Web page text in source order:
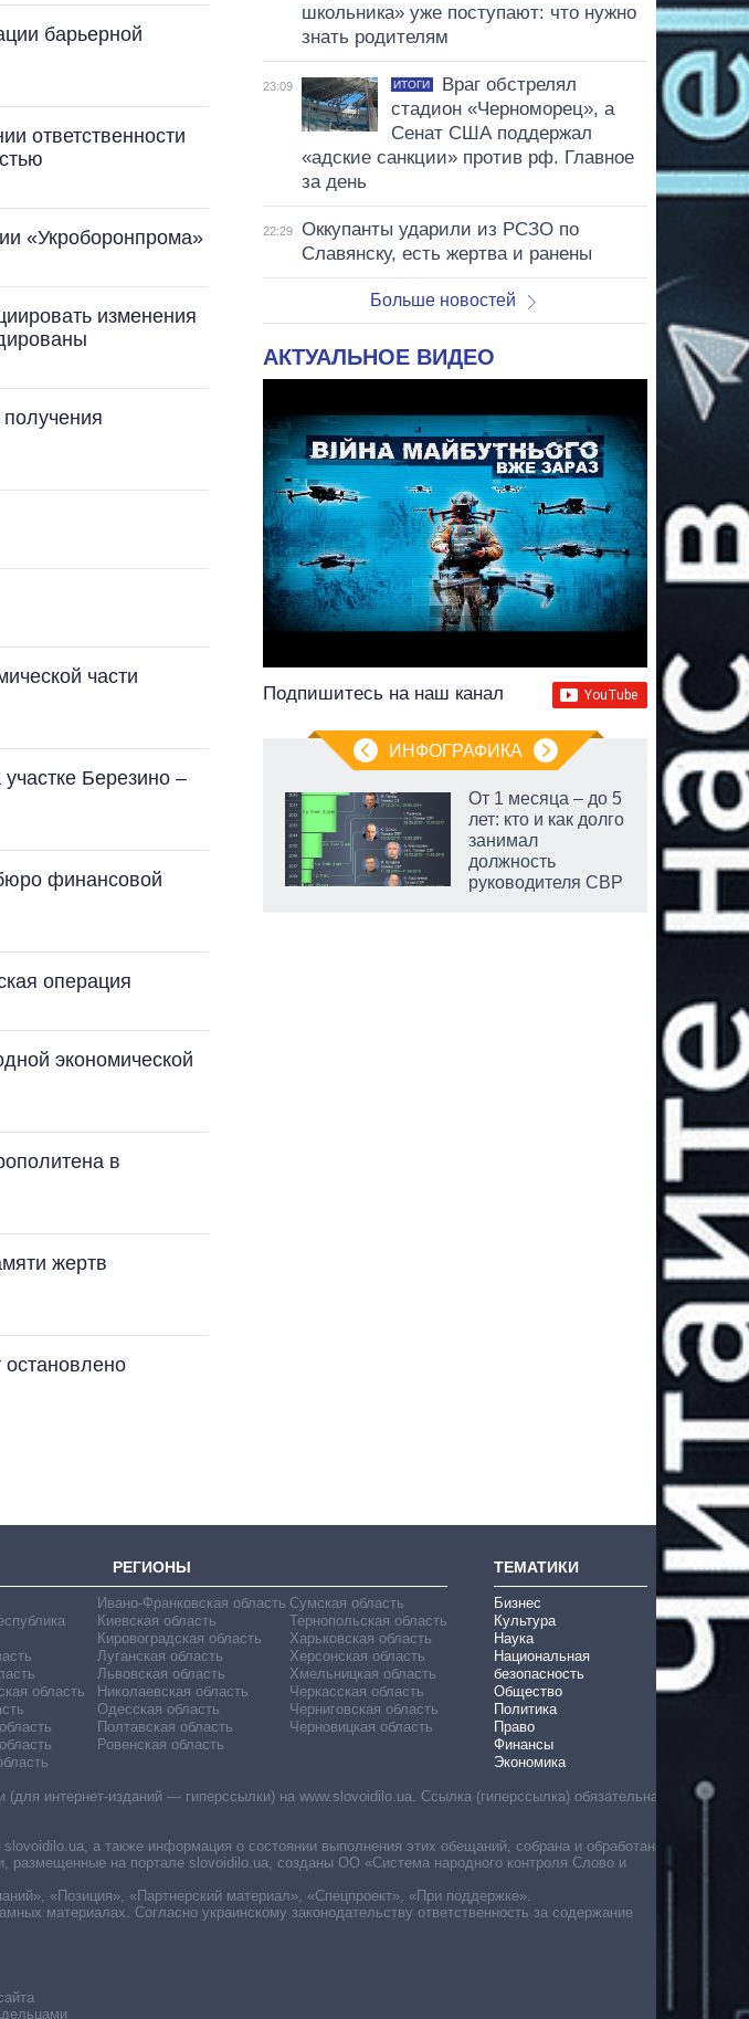
барьерной
ответственности
«Укроборонпрома»
изменения
части
Березино –
финансовой
операция
экономической
в
жертв
остановлено
школьника» уже поступают: что нужно
знать родителям
23:09 ИТОГИ
Враг обстрелял
стадион «Черноморец», а
Сенат США поддержал
«адские санкции» против рф. Главное
за день
22:29
Оккупанты ударили из РСЗО по
Славянску, есть жертва и ранены
Больше новостей
АКТУАЛЬНОЕ ВИДЕО
Подпишитесь на наш канал
ИНФОГРАФИКА
бакалавриат,
От 1 месяца – до 5
лет: кто и как долго
занимал
должность
руководителя СВР
РЕГИОНЫ
область
Ивано-Франковская область
Киевская область
Кировоградская область
Луганская область
Львовская область
Николаевская область
Одесская область
Полтавская область
Ровенская область
Сумская область
Тернопольская область
Харьковская область
Херсонская область
Хмельницкая область
Черкасская область
Черниговская область
Черновицкая область
ТЕМАТИКИ
Бизнес
Культура
Наука
Национальная
безопасность
Общество
Политика
Право
Финансы
Экономика
интернет-изданий — гиперссылки) на www.slovoidilo.ua. Ссылка (гиперссылка) обязательна
а также информация о состоянии выполнения этих обещаний, собрана и обработана
на портале slovoidilo.ua, созданы ОО «Система народного контроля Слово и
«Позиция», «Партнерский материал», «Спецпроект», «При поддержке».
материалах. Согласно украинскому законодательству ответственность за содержание